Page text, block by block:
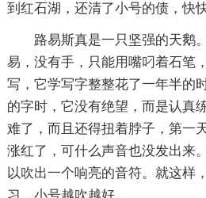
到红石湖，还清了小号的债，快
路易斯真是一只坚强的天鹅
易，没有手，只能用嘴叼着石笔
写，它学写字整整花了一年半的
的字时，它没有绝望，而是认真
难了，而且还得扭着脖子，第一
涨红了，可什么声音也没发出来
以吹出一个响亮的音符。就这样